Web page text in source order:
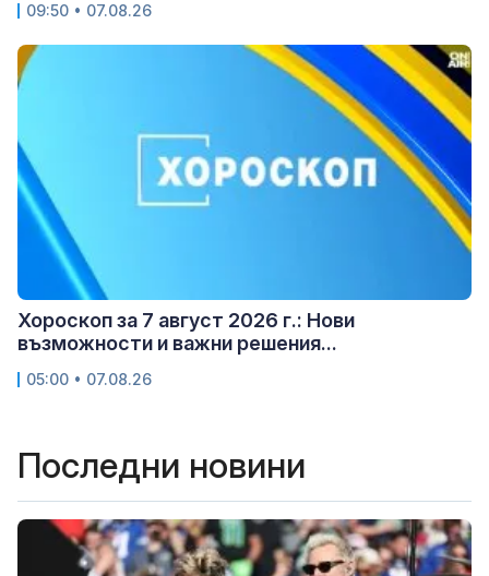
09:50 • 07.08.26
Хороскоп за 7 август 2026 г.: Нови
възможности и важни решения...
05:00 • 07.08.26
Последни новини